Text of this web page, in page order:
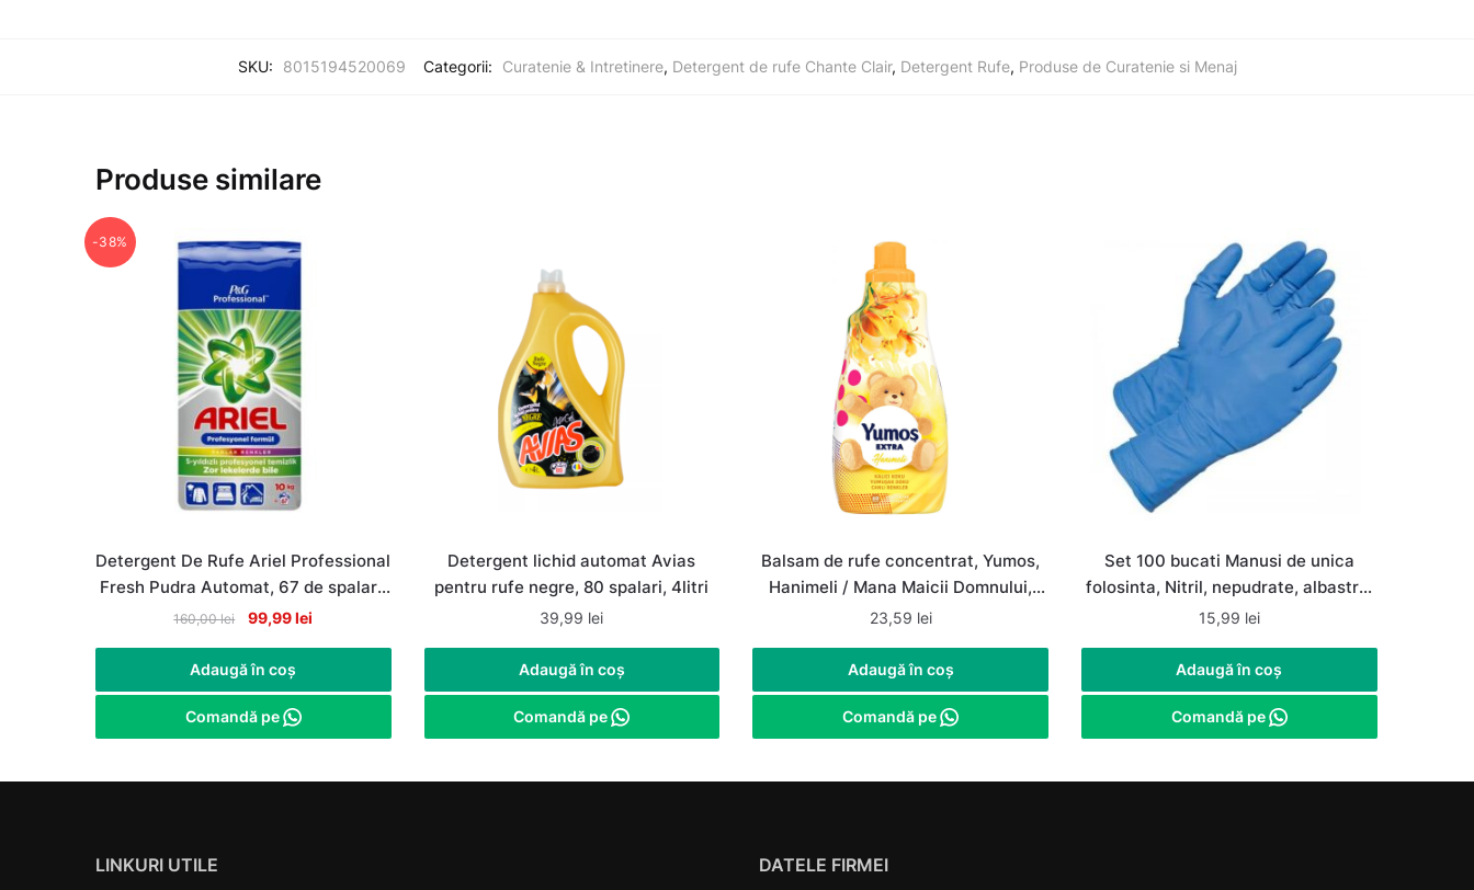
SKU: 8015194520069 Categorii: Curatenie & Intretinere, Detergent de rufe Chante Clair, Detergent Rufe, Produse de Curatenie si Menaj
Produse similare
-38%
Detergent De Rufe Ariel Professional
Fresh Pudra Automat, 67 de spalari,
10Kg
160,00lei
Original
was:
160,00 lei.
99,99lei
99,99 lei.
Adaugă în coș
Comandă pe
Detergent lichid automat Avias
pentru rufe negre, 80 spalari, 4litri
39,99 lei
Adaugă în coș
Comandă pe
Balsam de rufe concentrat, Yumos,
Hanimeli / Mana Maicii Domnului,
1.44 L, 60 spalari
23,59 lei
Adaugă în coș
Comandă pe
Set 100 bucati Manusi de unica
folosinta, Nitril, nepudrate, albastre,
marimea M
15,99 lei
Adaugă în coș
Comandă pe
LINKURI UTILE
DATELE FIRMEI